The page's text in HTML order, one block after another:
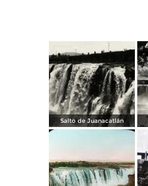
Salto de Juanacatlán